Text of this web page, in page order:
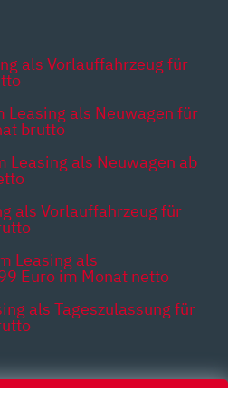
als Vorlauffahrzeug für
Leasing als Neuwagen für
brutto
Leasing als Neuwagen ab
als Vorlauffahrzeug für
Leasing als
Euro im Monat netto
als Tageszulassung für